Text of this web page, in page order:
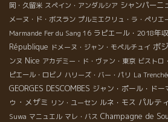
岡・久留米 スペイン・アンダルシア シャンパーニ
メーヌ・ド・ボスラン プルミエクリュ・ラ・ペリエ
Marmande Fer du Sang 16 ラピエール・2018年
République ドメーヌ・ジャン・モペルチュイ ボ
ンヌ Nice アカデミー・ド・ヴァン・東京 ビストロ
ピエール・ロビノ ハリーズ・バー・パリ La
GEORGES DESCOMBES ジャン・ポール・ドー
ゥ・メザミ リン・ユーセン ルネ・モス パルテ
Suwa マニュエル マレ・バス Champagne de